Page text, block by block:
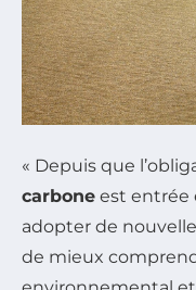
« Depuis que
carbone est entrée
adopter de
de mieux